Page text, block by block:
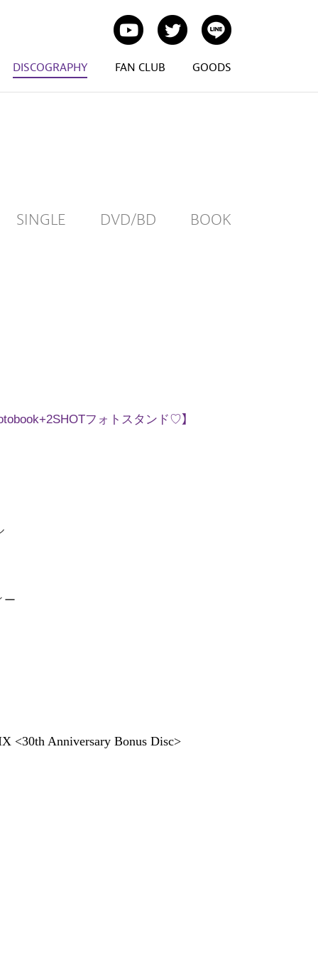
DISCOGRAPHY FAN CLUB GOODS
SINGLE DVD/BD BOOK
フォトスタンド♡】
ー
<30th Anniversary Bonus Disc>